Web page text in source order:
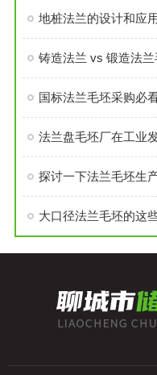
地桩法兰的设计和应
铸造法兰 vs 锻造法
法兰盘毛坯厂在工业
探讨一下法兰毛坯生
大口径法兰毛坯的这